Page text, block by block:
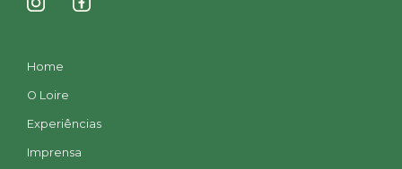
Home
O Loire
Experiências
Imprensa